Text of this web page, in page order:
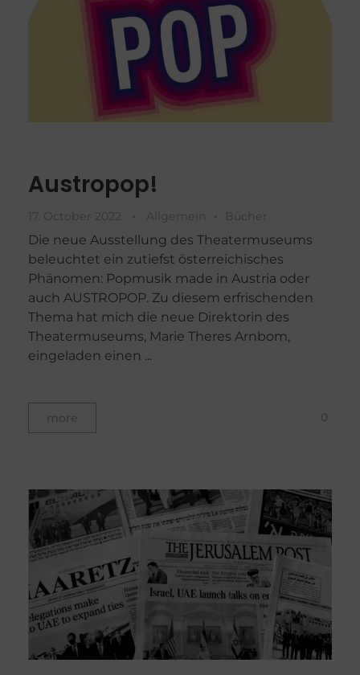
Austropop!
17. October 2022 Allgemein Bücher
Die neue Ausstellung des Theatermuseums
beleuchtet ein zutiefst österreichisches
Phänomen: Popmusik made in Austria oder
auch AUSTROPOP. Zu diesem erfrischenden
Thema hat mich die neue Direktorin des
Theatermuseums, Marie Theres Arnbom,
eingeladen einen ...
more 0